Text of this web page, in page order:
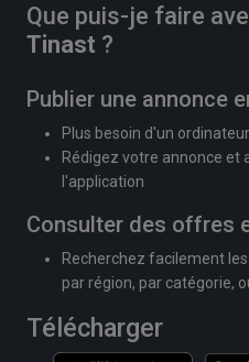
Que puis-je faire
Tinast ?
Publier une annonce
Plus besoin d'un
Rédigez votre annonce et
l'application
Consulter des offres
Recherchez facilement
par région, par catégorie,
Télécharger